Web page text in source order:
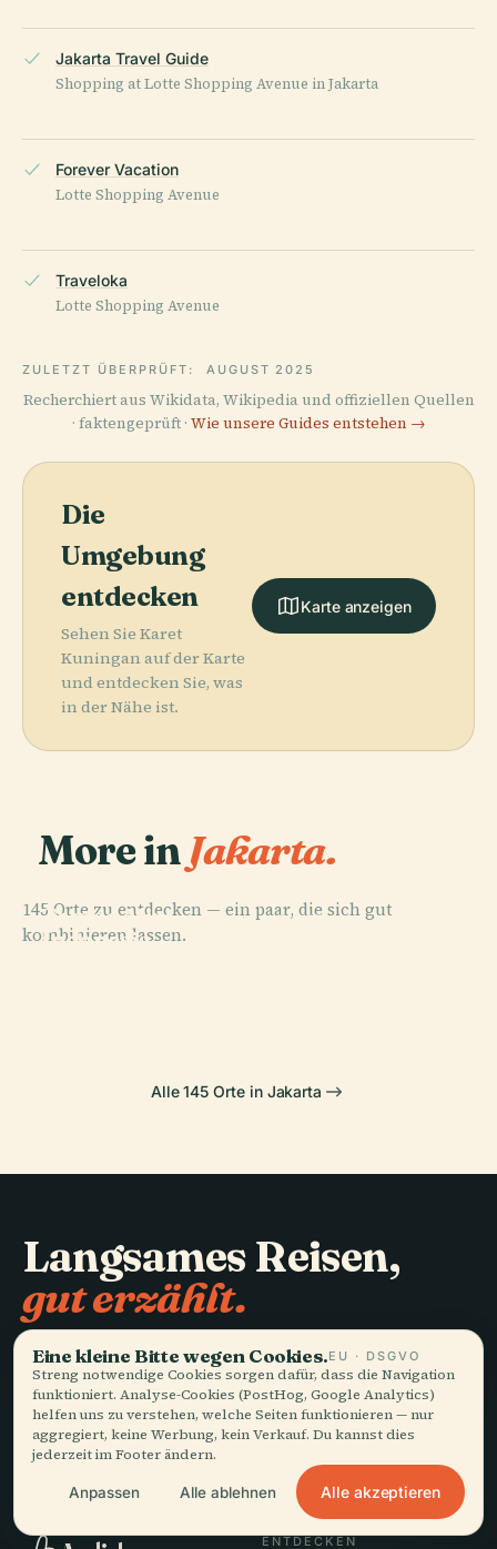
Jakarta Travel Guide
Shopping at Lotte Shopping Avenue in Jakarta
Forever Vacation
Lotte Shopping Avenue
Traveloka
Lotte Shopping Avenue
ZULETZT ÜBERPRÜFT: AUGUST 2025
Recherchiert aus Wikidata, Wikipedia und offiziellen Quellen
· faktengeprüft · Wie unsere Guides entstehen →
Die
Umgebung
entdecken
Sehen Sie Karet
Kuningan auf der Karte
und entdecken Sie, was
in der Nähe ist.
Karte anzeigen
More in Jakarta.
145 Orte zu entdecken — ein paar, die sich gut
kombinieren lassen.
Taman Mini
Indonesia
PLACE
PLACE
Alle 145 Orte in Jakarta
Langsames Reisen,
gut erzählt.
BLEIBEN SIE AUF DEM LAUFENDEN
Beitreten
ENTDECKEN
Eine kleine Bitte wegen Cookies.EU · DSGVO
Streng notwendige Cookies sorgen dafür, dass die Navigation
funktioniert. Analyse-Cookies (PostHog, Google Analytics)
helfen uns zu verstehen, welche Seiten funktionieren — nur
aggregiert, keine Werbung, kein Verkauf. Du kannst dies
jederzeit im Footer ändern.
Anpassen Alle ablehnen Alle akzeptieren